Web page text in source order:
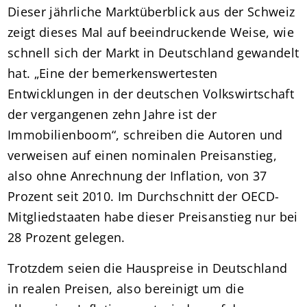
Dieser jährliche Marktüberblick aus der Schweiz
zeigt dieses Mal auf beeindruckende Weise, wie
schnell sich der Markt in Deutschland gewandelt
hat. „Eine der bemerkenswertesten
Entwicklungen in der deutschen Volkswirtschaft
der vergangenen zehn Jahre ist der
Immobilienboom“, schreiben die Autoren und
verweisen auf einen nominalen Preisanstieg,
also ohne Anrechnung der Inflation, von 37
Prozent seit 2010. Im Durchschnitt der OECD-
Mitgliedstaaten habe dieser Preisanstieg nur bei
28 Prozent gelegen.
Trotzdem seien die Hauspreise in Deutschland
in realen Preisen, also bereinigt um die